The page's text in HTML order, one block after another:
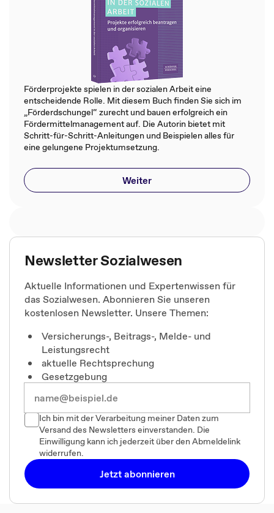
Förderprojekte spielen in der sozialen Arbeit eine
entscheidende Rolle. Mit diesem Buch finden Sie sich im
„Förderdschungel“ zurecht und bauen erfolgreich ein
Fördermittelmanagement auf. Die Autorin bietet mit
Schritt-für-Schritt-Anleitungen und Beispielen alles für
eine gelungene Projektumsetzung.
Weiter
Newsletter Sozialwesen
Aktuelle Informationen und Expertenwissen für
das Sozialwesen. Abonnieren Sie unseren
kostenlosen Newsletter. Unsere Themen:
Versicherungs-, Beitrags-, Melde- und
Leistungsrecht
aktuelle Rechtsprechung
Gesetzgebung
Ich bin mit der Verarbeitung meiner Daten zum
Versand des Newsletters einverstanden. Die
Einwilligung kann ich jederzeit über den Abmeldelink
widerrufen.
Jetzt abonnieren